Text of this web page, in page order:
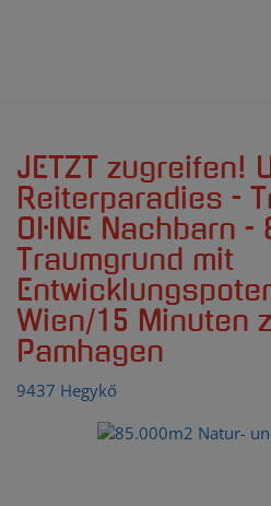
JETZT zugreifen!
Reiterparadies -
OHNE Nachbarn -
Traumgrund mit
Wien/15 Minuten
Pamhagen
9437 Hegykő